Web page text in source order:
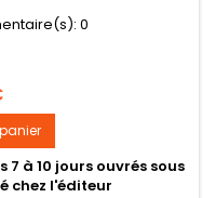
0
à 10 jours ouvrés sous
chez l'éditeur